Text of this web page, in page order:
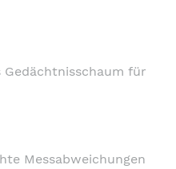
für
Messabweichungen